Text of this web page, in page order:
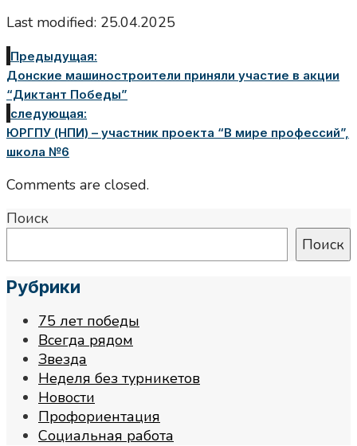
Last modified: 25.04.2025
Предыдущая:
Донские машиностроители приняли участие в акции
“Диктант Победы”
следующая:
ЮРГПУ (НПИ) – участник проекта “В мире профессий”,
школа №6
Comments are closed.
Поиск
Поиск
Рубрики
75 лет победы
Всегда рядом
Звезда
Неделя без турникетов
Новости
Профориентация
Социальная работа